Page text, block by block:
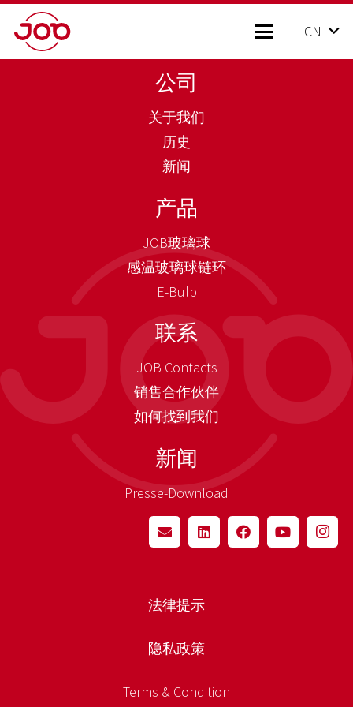
CN
公司
关于我们
历史
新闻
产品
JOB玻璃球
感温玻璃球链环
E-Bulb
联系
JOB Contacts
销售合作伙伴
如何找到我们
新闻
Presse-Download
法律提示
隐私政策
Terms & Condition